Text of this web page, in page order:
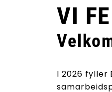
VI
I 2026 fyller